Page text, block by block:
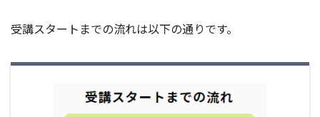
受講スタートまでの流れは以下の通りです。